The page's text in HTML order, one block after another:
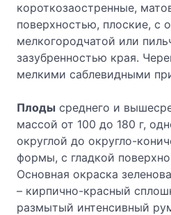
короткозаостренные,
поверхностью, плоские, с
мелкогородчатой или
зазубренностью края.
мелкими саблевидными
Плоды среднего и
массой от 100 до 180 г,
округлой до округло-
формы, с гладкой
Основная окраска
– кирпично-красный
размытый интенсивный